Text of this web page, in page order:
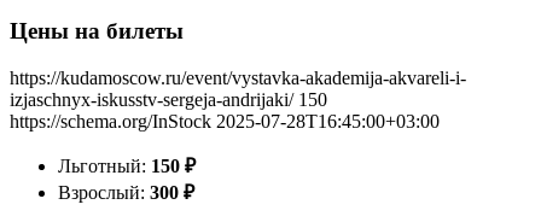
Цены на билеты
https://kudamoscow.ru/event/vystavka-akademija-akvareli-i-
izjaschnyx-iskusstv-sergeja-andrijaki/ 150
https://schema.org/InStock 2025-07-28T16:45:00+03:00
Льготный: 150 ₽
Взрослый: 300 ₽